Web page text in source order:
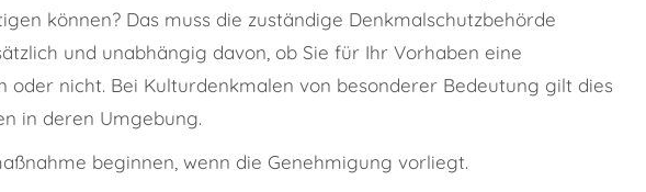
können? Das muss die zuständige Denkmalschutzbehörde
und unabhängig davon, ob Sie für Ihr Vorhaben eine
oder nicht. Bei Kulturdenkmalen von besonderer Bedeutung gilt dies
in deren Umgebung.
beginnen, wenn die Genehmigung vorliegt.